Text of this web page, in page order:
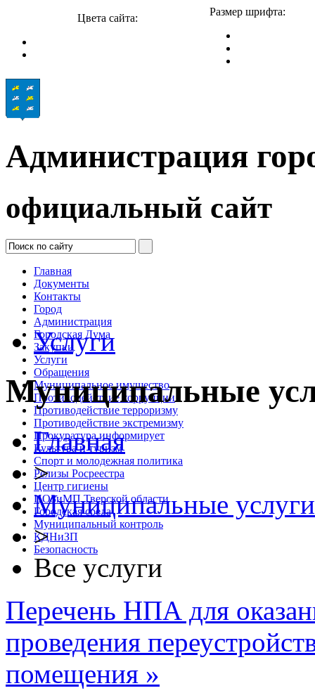
Цвета сайта:
Размер шрифта:
Администрация
официальный сайт
Главная
Документы
Контакты
Город
Администрация
Городская Дума
Закупки
Услуги
Обращения
Муниципальное имущество
Противодействие коррупции
Противодействие терроризму
Противодействие экстремизму
Прокуратура информирует
Культура и туризм
Спорт и молодежная политика
Релизы Росреестра
Центр гигиены
ЦОЗиМП Тверской области
Городская среда
Муниципальный контроль
КДНиЗП
Безопасность
Услуги
Муниципальные
Главная
>
Муниципальные услуги
>
Все услуги
Перечень НПА для
проведения
помещения »